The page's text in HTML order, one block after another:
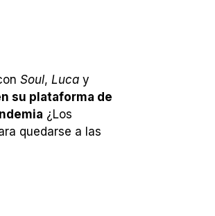
Soul, Luca y
su plataforma de
¿Los
quedarse a las